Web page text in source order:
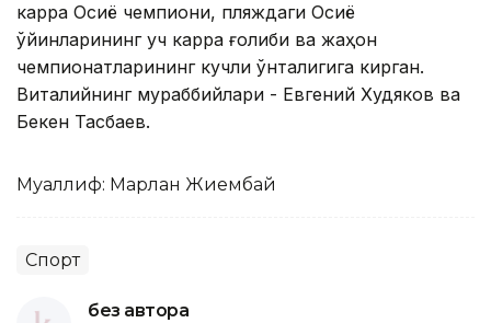
карра Осиё чемпиони, пляждаги Осиё
ўйинларининг уч карра ғолиби ва жаҳон
чемпионатларининг кучли ўнталигига кирган.
Виталийнинг мураббийлари - Евгений Худяков ва
Бекен Тасбаев.
Муаллиф: Марлан Жиембай
Спорт
без автора